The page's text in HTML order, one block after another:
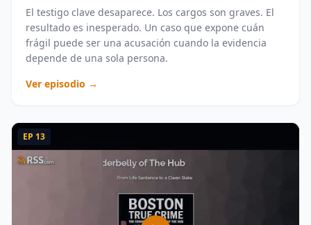
El testigo clave desaparece. Los cargos son graves. El
resultado es inesperado. Un caso que expone cuán
frágil puede ser una acusación cuando la evidencia
depende de una sola persona.
Ver episodio →
EP 13